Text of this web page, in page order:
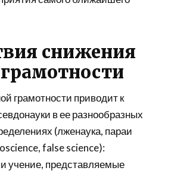
снижения
грамотности приводит к
в ее разнообразных
(лженаука, параи
false science):
учение, представляемые